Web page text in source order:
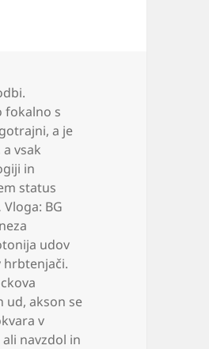
fokalno s
,a je
a vsak
in
status
Vloga: BG
udov
hrbtenjači.
ud,akson se
v
navzdol in